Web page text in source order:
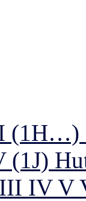
IV V